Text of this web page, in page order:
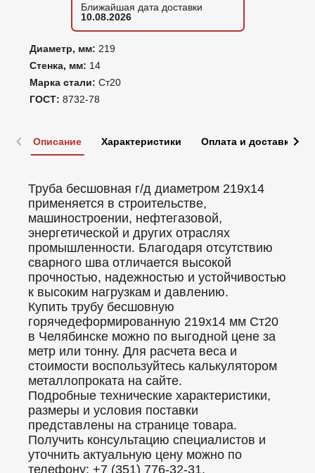
Диаметр, мм: 219
Стенка, мм: 14
Марка стали: Ст20
ГОСТ: 8732-78
Ближайшая дата доставки
10.08.2026
Описание Характеристики Оплата и доставка
Труба бесшовная г/д диаметром 219x14
применяется в строительстве,
машиностроении, нефтегазовой,
энергетической и других отраслях
промышленности. Благодаря отсутствию
сварного шва отличается высокой
прочностью, надежностью и устойчивостью
к высоким нагрузкам и давлению.
Купить трубу бесшовную
горячедеформированную 219x14 мм Ст20
в Челябинске можно по выгодной цене за
метр или тонну. Для расчета веса и
стоимости воспользуйтесь калькулятором
металлопроката на сайте.
Подробные технические характеристики,
размеры и условия поставки
представлены на странице товара.
Получить консультацию специалистов и
уточнить актуальную цену можно по
телефону: +7 (351) 776-32-31.